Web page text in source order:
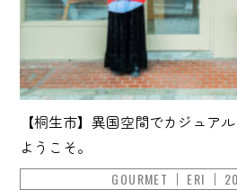
【桐生市】異国空間でカジュア
ようこそ。
GOURMET ERI